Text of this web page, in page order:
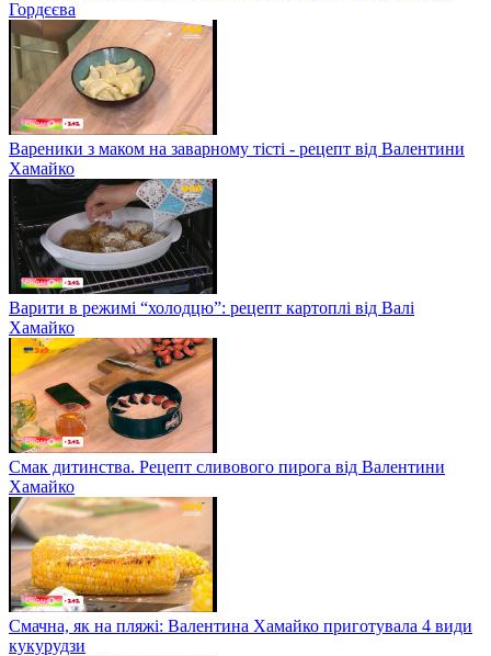
Гордєєва
Вареники з маком на заварному тісті - рецепт від Валентини
Хамайко
Варити в режимі “холодцю”: рецепт картоплі від Валі
Хамайко
Смак дитинства. Рецепт сливового пирога від Валентини
Хамайко
Смачна, як на пляжі: Валентина Хамайко приготувала 4 види
кукурудзи